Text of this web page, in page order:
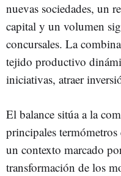
nuevas sociedades, un
capital y un volumen
concursales. La
tejido productivo
iniciativas, atraer
El balance sitúa a la
principales
un contexto marcado
transformación de los